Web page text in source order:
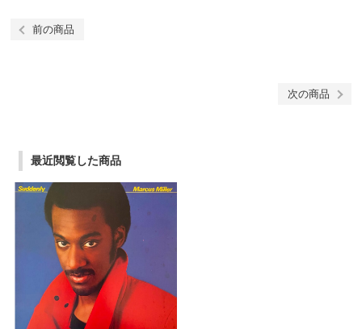
前の商品
次の商品
最近閲覧した商品